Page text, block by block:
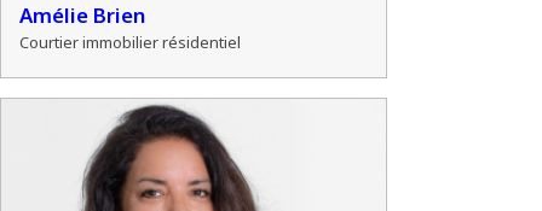
Amélie Brien
Courtier immobilier résidentiel